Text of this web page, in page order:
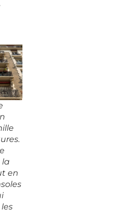
en